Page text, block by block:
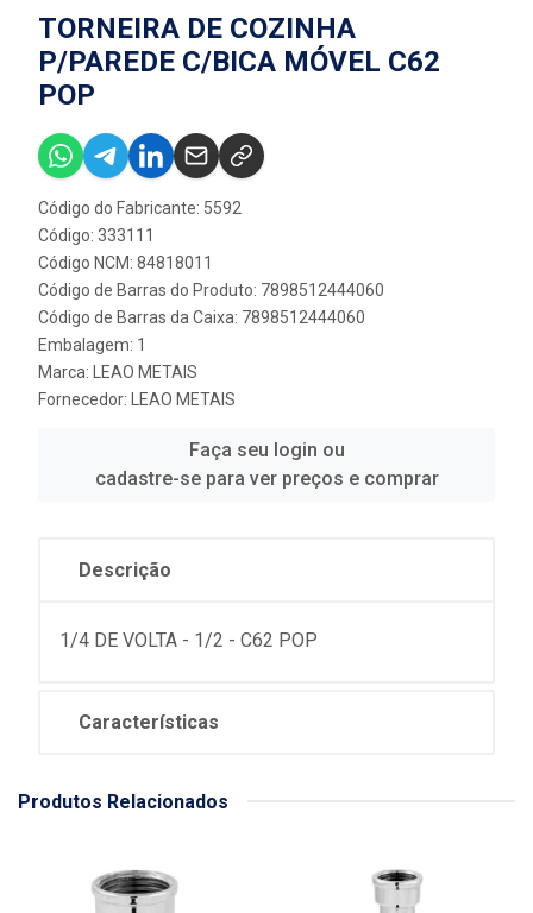
TORNEIRA DE COZINHA
P/PAREDE C/BICA MÓVEL C62
POP
Código do Fabricante: 5592
Código: 333111
Código NCM: 84818011
Código de Barras do Produto: 7898512444060
Código de Barras da Caixa: 7898512444060
Embalagem: 1
Marca:
LEAO METAIS
Fornecedor:
LEAO METAIS
Faça seu login ou
cadastre-se para ver preços e comprar
Descrição
1/4 DE VOLTA - 1/2 - C62 POP
Características
Produtos Relacionados